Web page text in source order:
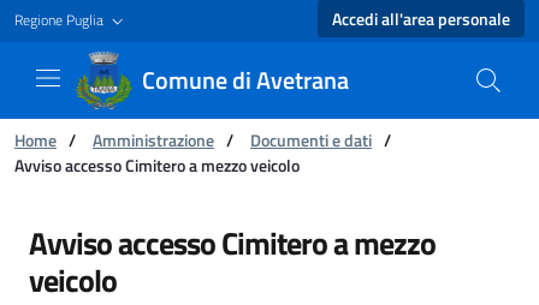
Regione Puglia Accedi all'area personale
Comune di Avetrana
Ti trovi in:
Home / Amministrazione / Documenti e dati /
Avviso accesso Cimitero a mezzo veicolo
Avviso accesso Cimitero a mezzo veicolo -
Avviso accesso Cimitero a mezzo
veicolo